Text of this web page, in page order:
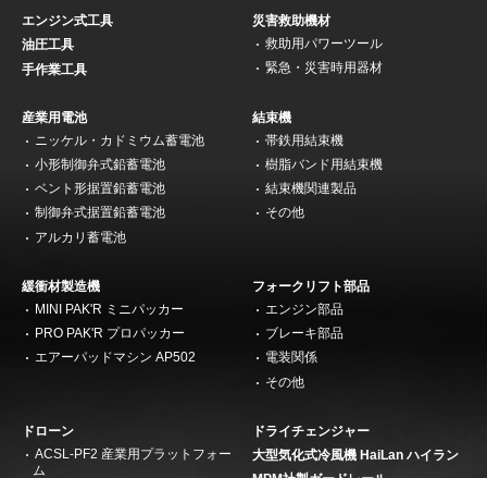
エンジン式工具
油圧工具
手作業工具
災害救助機材
救助用パワーツール
緊急・災害時用器材
産業用電池
ニッケル・カドミウム蓄電池
小形制御弁式鉛蓄電池
ベント形据置鉛蓄電池
制御弁式据置鉛蓄電池
アルカリ蓄電池
結束機
帯鉄用結束機
樹脂バンド用結束機
結束機関連製品
その他
緩衝材製造機
MINI PAK'R ミニパッカー
PRO PAK'R プロパッカー
エアーパッドマシン AP502
フォークリフト部品
エンジン部品
ブレーキ部品
電装関係
その他
ドローン
ACSL-PF2 産業用プラットフォー
ム
ドライチェンジャー
大型気化式冷風機 HaiLan ハイラン